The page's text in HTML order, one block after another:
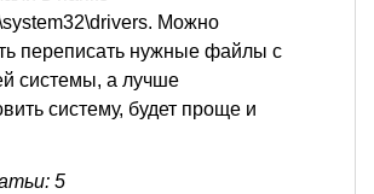
Можно
переписать нужные файлы с
системы, а лучше
систему, будет проще и
5